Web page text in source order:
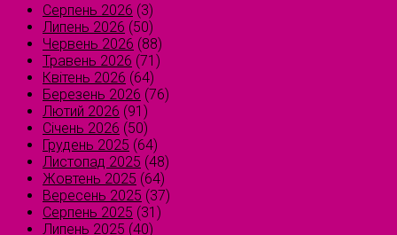
Серпень 2026 (3)
Липень 2026 (50)
Червень 2026 (88)
Травень 2026 (71)
Квітень 2026 (64)
Березень 2026 (76)
Лютий 2026 (91)
Січень 2026 (50)
Грудень 2025 (64)
Листопад 2025 (48)
Жовтень 2025 (64)
Вересень 2025 (37)
Серпень 2025 (31)
Липень 2025 (40)